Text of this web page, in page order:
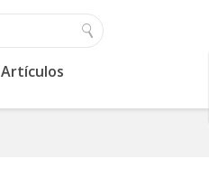
Artículos